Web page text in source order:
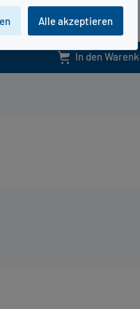
In den
Alle akzeptieren